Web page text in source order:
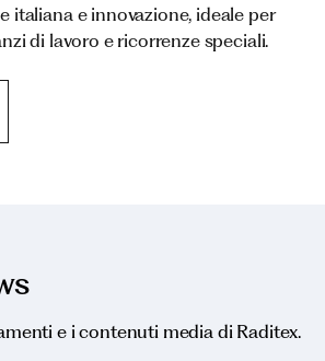
italiana e innovazione, ideale per
di lavoro e ricorrenze speciali.
e i contenuti media di Raditex.